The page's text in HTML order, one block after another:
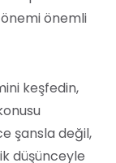
önemli
keşfedin,
şansla değil,
düşünceyle